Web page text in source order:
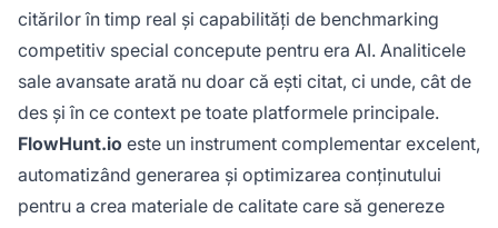
citărilor în timp real și capabilități de benchmarking
competitiv special concepute pentru era AI. Analiticele
sale avansate arată nu doar că ești citat, ci unde, cât de
des și în ce context pe toate platformele principale.
FlowHunt.io este un instrument complementar excelent,
automatizând generarea și optimizarea conținutului
pentru a crea materiale de calitate care să genereze